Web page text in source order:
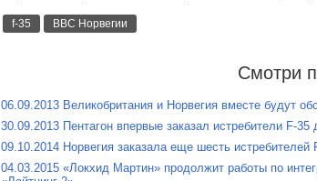
f-35 ВВС Норвегии
Смотри
06.09.2013 Великобритания и Норвегия вместе будут
30.09.2013 Пентагон впервые заказал истребители F-
09.10.2014 Норвегия заказала еще шесть истребителей
04.03.2015 «Локхид Мартин» продолжит работы по